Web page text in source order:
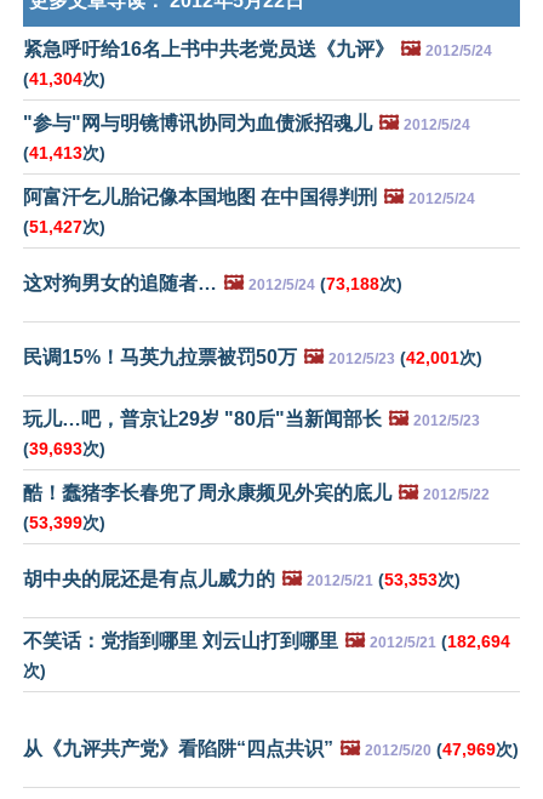
紧急呼吁给16名上书中共老党员送《九评》 🖼️ 2012/5/24
(41,304次)
"参与"网与明镜博讯协同为血债派招魂儿 🖼️ 2012/5/24
(41,413次)
阿富汗乞儿胎记像本国地图 在中国得判刑 🖼️ 2012/5/24
(51,427次)
这对狗男女的追随者… 🖼️ 2012/5/24 (73,188次)
民调15%！马英九拉票被罚50万 🖼️ 2012/5/23 (42,001次)
玩儿…吧，普京让29岁 "80后"当新闻部长 🖼️ 2012/5/23
(39,693次)
酷！蠢猪李长春兜了周永康频见外宾的底儿 🖼️ 2012/5/22
(53,399次)
胡中央的屁还是有点儿威力的 🖼️ 2012/5/21 (53,353次)
不笑话：党指到哪里 刘云山打到哪里 🖼️ 2012/5/21 (182,694
次)
从《九评共产党》看陷阱“四点共识” 🖼️ 2012/5/20 (47,969次)